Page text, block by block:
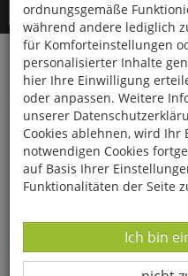
Startseite Bücher
Der Falke
Vogelwelt
ordnungsgemäße
während andere lediglich
für Komforteinstellungen
personalisierter Inhalte
hier Ihre Einwilligung
oder anpassen. Weitere
unserer
Cookies ablehnen, wird
notwendigen Cookies
auf Basis Ihrer
Funktionalitäten der Seite
Ich bin